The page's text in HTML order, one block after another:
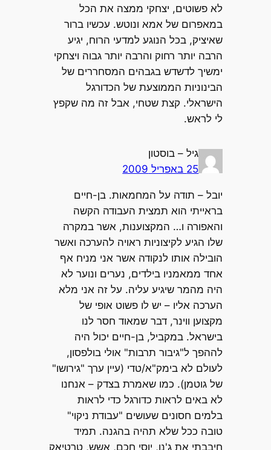
לא פשוטים, יצחקי ממצה את הכל
במאפרום של אמא ונוטש. עכשיו ברור
שאיציק, בכל הנוגע למדעי הרוח, יגיע
הרבה יותר רחוק והרבה יותר גבוה ויצחקי
ימשיך לדשדש בגבהים המסחררים של
הבינוניות הממוצעת של הכדורגל
הישראלי. קצת שטחי, אבל זה מה שקפץ
לי לראש.
גיל – בוסטון
25 באפריל 2009
יובל – תודה על המחמאות. בן-חיים
בראייתי הוא תמצית העבודה הקשה
והאפורה ו… המקצוענות, אשר במקרה
שלו הגיע לקיצוניות ראויה להערכה ואשר
הובילה אותו לנקודה אשר אני מניח אף
אחד ממאמניו בילדים, נערים ונוער לא
היה מהמר שיגיע עליה. על זה אני מלא
הערכה אליו – יש לו פשוט אופי של
מקצוען ווינר, דבר שמאוד חסר לנו
בישראל. במקביל, בן-חיים יכול היה
לההפך ל"גיבור תרבות" אולי בולפסון,
לעולם לא בימק"א/טדי (עיין ערך "גירושו"
של גוטמן). כמו שאמרת בצדק – אנחנו
לא באים לראות כדורגל כדי לראות
בלמים חסונים שעושים "עבודת ניקוי"
טובה ככל שלא תהיה בהגנה. תמיד
חיבבתי את ג'נו, יוסי חכם, אשש, טרטיאק